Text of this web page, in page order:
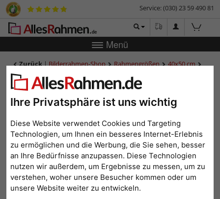
Ihre Privatsphäre ist uns wichtig
Diese Website verwendet Cookies und Targeting
Technologien, um Ihnen ein besseres Internet-Erlebnis
zu ermöglichen und die Werbung, die Sie sehen, besser
an Ihre Bedürfnisse anzupassen. Diese Technologien
nutzen wir außerdem, um Ergebnisse zu messen, um zu
verstehen, woher unsere Besucher kommen oder um
unsere Website weiter zu entwickeln.
Service: (030) 23 59 490 81
Menü
Zurück|Bilderrahmen-Shop Rahmengrößen
40x50 cm
Holzrahmen Chalfont
Holzrahmen Chalfont